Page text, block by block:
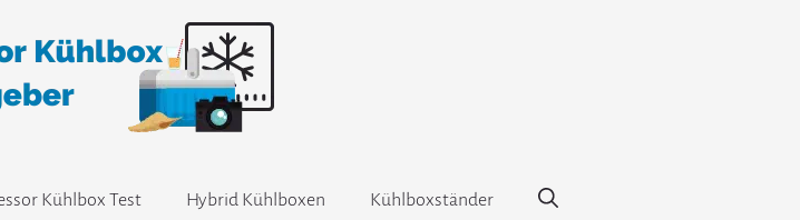
Kühlbox Test Hybrid Kühlboxen Kühlboxständer